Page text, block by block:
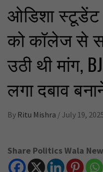
ओडिशा
को कॉलेज से
उठी थी मांग,
लगा दबाव
By Ritu Mishra / July 19,
Share Politics Wala